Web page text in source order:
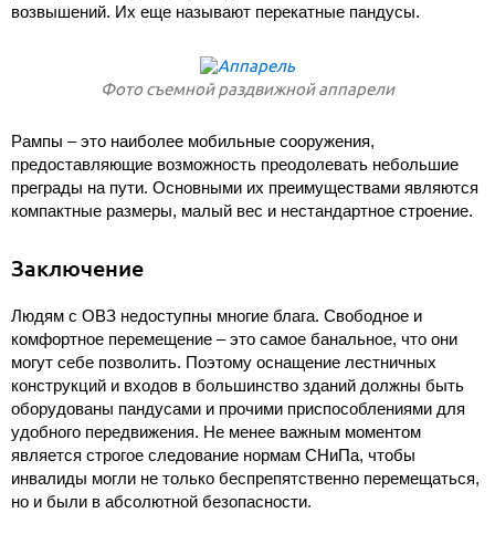
возвышений. Их еще называют перекатные пандусы.
Фото съемной раздвижной аппарели
Рампы – это наиболее мобильные сооружения,
предоставляющие возможность преодолевать небольшие
преграды на пути. Основными их преимуществами являются
компактные размеры, малый вес и нестандартное строение.
Заключение
Людям с ОВЗ недоступны многие блага. Свободное и
комфортное перемещение – это самое банальное, что они
могут себе позволить. Поэтому оснащение лестничных
конструкций и входов в большинство зданий должны быть
оборудованы пандусами и прочими приспособлениями для
удобного передвижения. Не менее важным моментом
является строгое следование нормам СНиПа, чтобы
инвалиды могли не только беспрепятственно перемещаться,
но и были в абсолютной безопасности.